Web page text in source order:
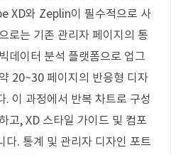
XD와 Zeplin이 필수적으로 사
로는 기존 관리자 페이지의 통
데이터 분석 플랫폼으로 업그
20~30 페이지의 반응형 디자
. 이 과정에서 반복 차트로 구성
고, XD 스타일 가이드 및 컴포
다. 통계 및 관리자 디자인 포트